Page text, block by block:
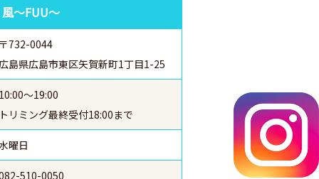
～FUU～
732-0044
島県広島市東区矢賀新町1丁目1-25
～19:00
リミング最終受付18:00まで
曜日
510-0050